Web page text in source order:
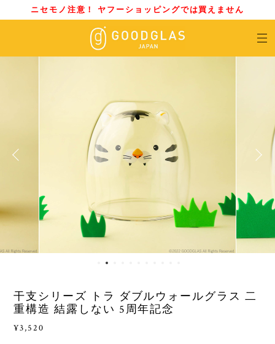
ニセモノ注意！ ヤフーショッピングでは買えません
干支シリーズ トラ ダブルウォールグラス 二
重構造 結露しない 5周年記念
¥3,520